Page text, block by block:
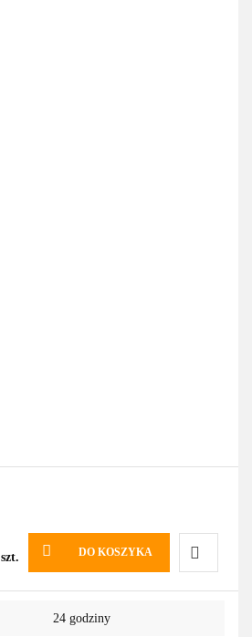
szt. DO KOSZYKA
Do
24 godziny